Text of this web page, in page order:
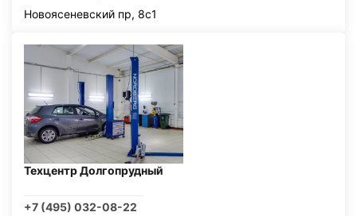
Новоясеневский пр, 8с1
Техцентр Долгопрудный
+7 (495) 032-08-22